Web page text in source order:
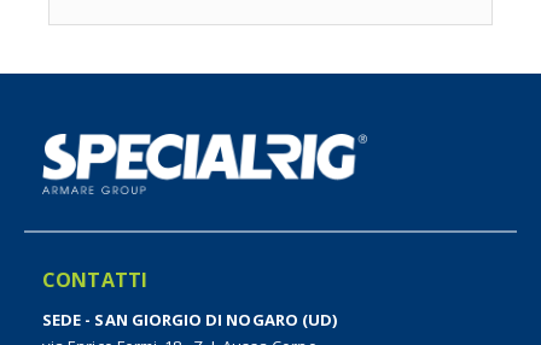
CONTATTI
SEDE - SAN GIORGIO DI NOGARO (UD)